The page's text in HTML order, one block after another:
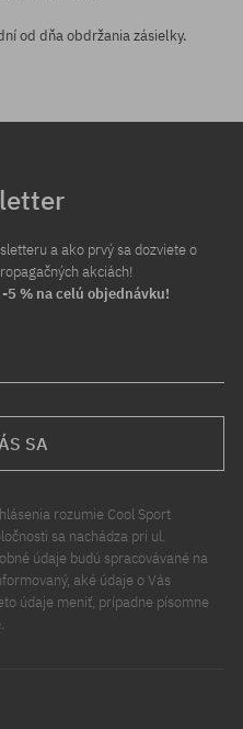
od dňa obdržania zásielky.
a ako prvý sa dozviete o
akciách!
5 % na celú objednávku!
SA
rozumie Cool Sport
sa nachádza pri ul.
údaje budú spracovávané na
aké údaje o Vás
údaje meniť, prípadne písomne